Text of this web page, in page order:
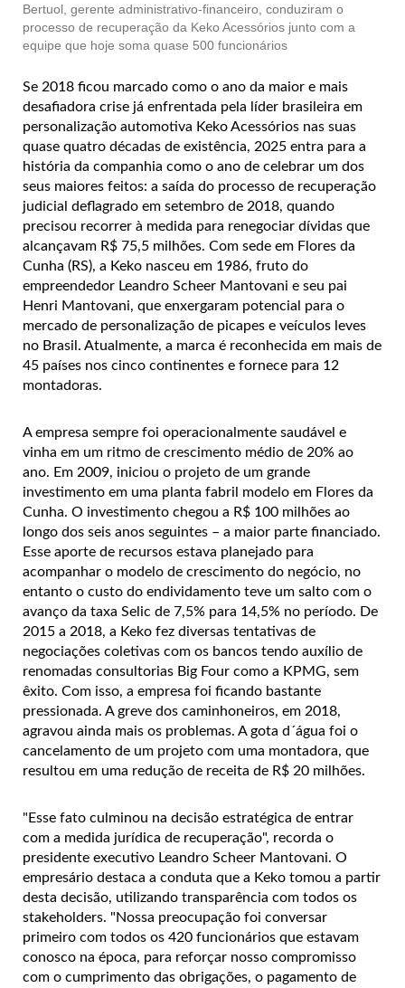
Bertuol, gerente administrativo-financeiro, conduziram o
processo de recuperação da Keko Acessórios junto com a
equipe que hoje soma quase 500 funcionários
Se 2018 ficou marcado como o ano da maior e mais
desafiadora crise já enfrentada pela líder brasileira em
personalização automotiva Keko Acessórios nas suas
quase quatro décadas de existência, 2025 entra para a
história da companhia como o ano de celebrar um dos
seus maiores feitos: a saída do processo de recuperação
judicial deflagrado em setembro de 2018, quando
precisou recorrer à medida para renegociar dívidas que
alcançavam R$ 75,5 milhões. Com sede em Flores da
Cunha (RS), a Keko nasceu em 1986, fruto do
empreendedor Leandro Scheer Mantovani e seu pai
Henri Mantovani, que enxergaram potencial para o
mercado de personalização de picapes e veículos leves
no Brasil. Atualmente, a marca é reconhecida em mais de
45 países nos cinco continentes e fornece para 12
montadoras.
A empresa sempre foi operacionalmente saudável e
vinha em um ritmo de crescimento médio de 20% ao
ano. Em 2009, iniciou o projeto de um grande
investimento em uma planta fabril modelo em Flores da
Cunha. O investimento chegou a R$ 100 milhões ao
longo dos seis anos seguintes – a maior parte financiado.
Esse aporte de recursos estava planejado para
acompanhar o modelo de crescimento do negócio, no
entanto o custo do endividamento teve um salto com o
avanço da taxa Selic de 7,5% para 14,5% no período. De
2015 a 2018, a Keko fez diversas tentativas de
negociações coletivas com os bancos tendo auxílio de
renomadas consultorias Big Four como a KPMG, sem
êxito. Com isso, a empresa foi ficando bastante
pressionada. A greve dos caminhoneiros, em 2018,
agravou ainda mais os problemas. A gota d´água foi o
cancelamento de um projeto com uma montadora, que
resultou em uma redução de receita de R$ 20 milhões.
"Esse fato culminou na decisão estratégica de entrar
com a medida jurídica de recuperação", recorda o
presidente executivo Leandro Scheer Mantovani. O
empresário destaca a conduta que a Keko tomou a partir
desta decisão, utilizando transparência com todos os
stakeholders. "Nossa preocupação foi conversar
primeiro com todos os 420 funcionários que estavam
conosco na época, para reforçar nosso compromisso
com o cumprimento das obrigações, o pagamento de